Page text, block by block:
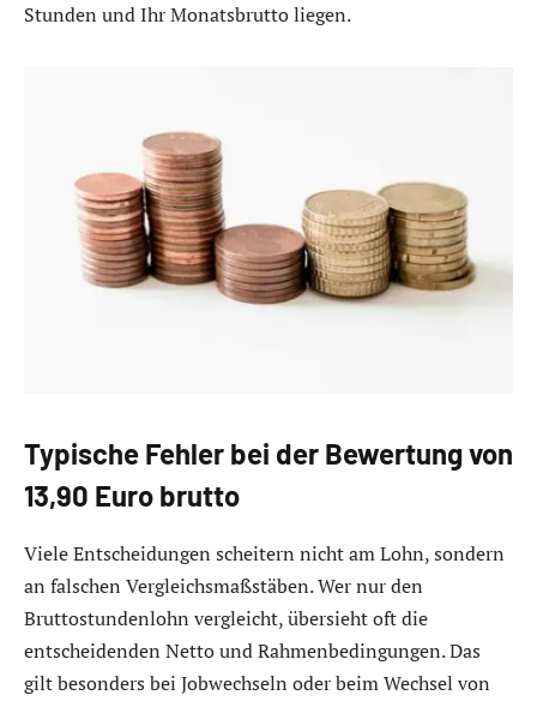
Stunden und Ihr Monatsbrutto liegen.
Typische Fehler bei der Bewertung von
13,90 Euro brutto
Viele Entscheidungen scheitern nicht am Lohn, sondern
an falschen Vergleichsmaßstäben. Wer nur den
Bruttostundenlohn vergleicht, übersieht oft die
entscheidenden Netto und Rahmenbedingungen. Das
gilt besonders bei Jobwechseln oder beim Wechsel von